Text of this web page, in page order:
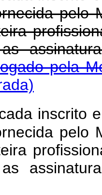
pelo
pela
inscrito
pelo